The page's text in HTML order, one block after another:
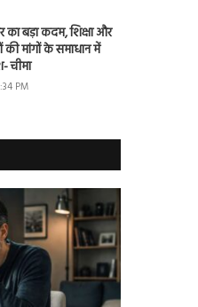
का बड़ा कदम, शिक्षा और
की मांगों के समाधान में
चीमा
PM